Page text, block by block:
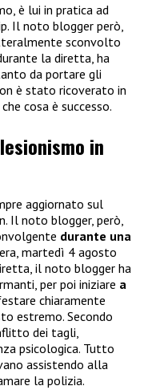
è lui in pratica ad
Il noto blogger però,
sconvolto
la diretta, ha
da portare gli
è stato ricoverato in
cosa è successo.
in
aggiornato sul
Il noto blogger, però,
durante una
martedì 4 agosto
il noto blogger ha
per poi iniziare a
chiaramente
estremo. Secondo
dei tagli,
psicologica. Tutto
assistendo alla
la polizia.